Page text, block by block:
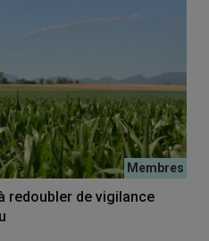
redoubler de vigilance